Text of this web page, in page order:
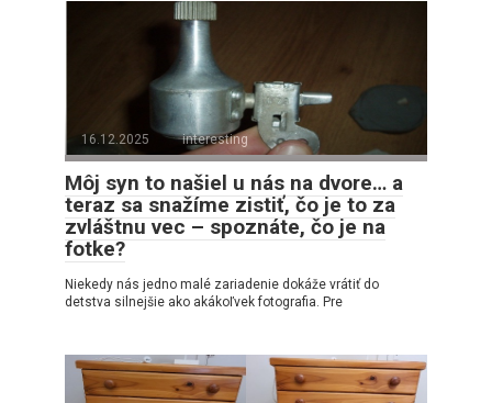
16.12.2025 interesting
Môj syn to našiel u nás na dvore… a
teraz sa snažíme zistiť, čo je to za
zvláštnu vec – spoznáte, čo je na
fotke?
Niekedy nás jedno malé zariadenie dokáže vrátiť do
detstva silnejšie ako akákoľvek fotografia. Pre